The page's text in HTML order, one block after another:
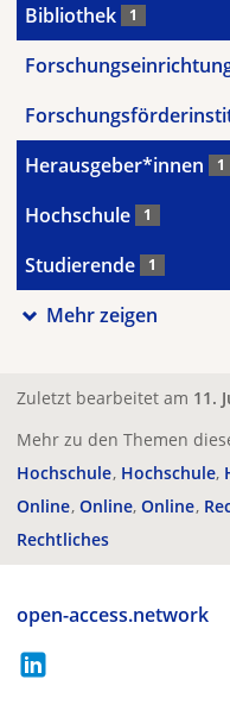
Bibliothek 1
Herausgeber*innen 1
Hochschule 1
Studierende 1
Mehr zeigen
Zuletzt bearbeitet am 11.
Mehr zu den Themen
Hochschule Hochschule
Online Online Online
Rechtliches
open-access.network